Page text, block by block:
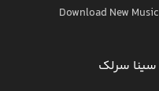
Download New Music
سینا سرلک